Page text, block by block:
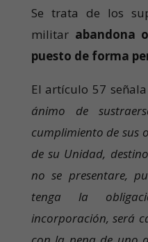
Se trata de los
militar abandona
puesto de forma
El artículo 57 señala
ánimo de
cumplimiento de sus
de su Unidad,
no se presentare,
tenga la
incorporación, será